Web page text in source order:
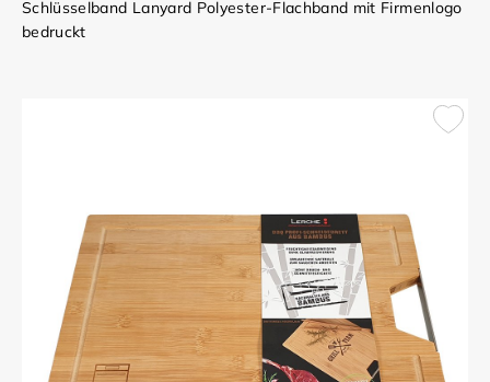
Schlüsselband Lanyard Polyester-Flachband mit Firmenlogo
bedruckt